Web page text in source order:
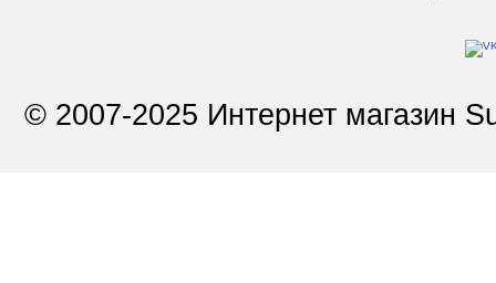
© 2007-2025 Интернет магазин